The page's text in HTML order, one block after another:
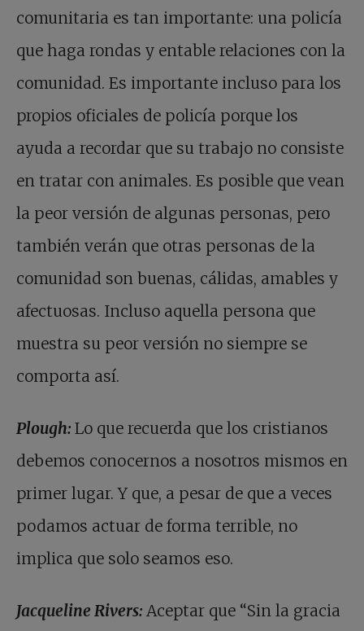
comunitaria es tan importante: una policía
que haga rondas y entable relaciones con la
comunidad. Es importante incluso para los
propios oficiales de policía porque los
ayuda a recordar que su trabajo no consiste
en tratar con animales. Es posible que vean
la peor versión de algunas personas, pero
también verán que otras personas de la
comunidad son buenas, cálidas, amables y
afectuosas. Incluso aquella persona que
muestra su peor versión no siempre se
comporta así.
Plough: Lo que recuerda que los cristianos
debemos conocernos a nosotros mismos en
primer lugar. Y que, a pesar de que a veces
podamos actuar de forma terrible, no
implica que solo seamos eso.
Jacqueline Rivers: Aceptar que “Sin la gracia